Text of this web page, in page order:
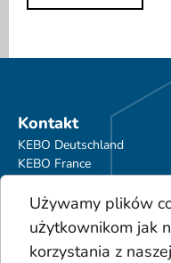
Kontakt
KEBO Deutschland
KEBO France
Do pobrania
Ogólne Warunki Handlowe
Portfolio produktów
Używamy plików
użytkownikom jak
korzystania z